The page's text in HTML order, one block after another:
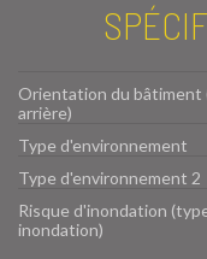
Orientation du bâtiment
arrière)
Type d'environnement
Type d'environnement 2
Risque d'inondation
inondation)